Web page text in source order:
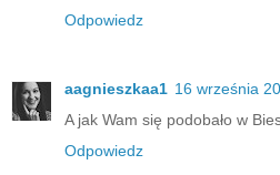
Odpowiedz
aagnieszkaa1 16 września
A jak Wam się podobało w
Odpowiedz